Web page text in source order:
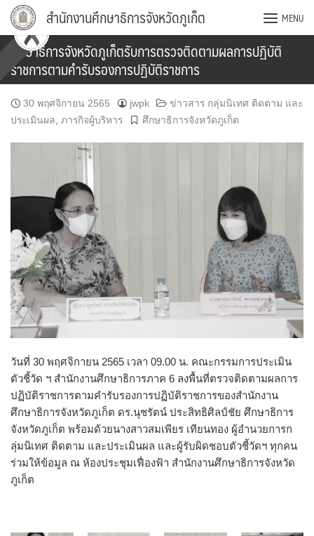
Skip
content
สำนักงานศึกษาธิการจังหวัดภูเก็ต MENU
ศึกษาธิการจังหวัดภูเก็ตรับการตรวจติดตามผลการปฏิบัติ
ราชการตามคำรับรองการปฏิบัติราชการ
30 พฤศจิกายน 2565 jwpk
ข่าวสาร กลุ่มนิเทศ ติดตาม และ
ประเมินผล ภารกิจผู้บริหาร ศึกษาธิการจังหวัดภูเก็ต
วันที่ 30 พฤศจิกายน 2565 เวลา 09.00 น. คณะกรรมการประเมิน
ตัวชี้วัด ฯ สำนักงานศึกษาธิการภาค 6 ลงพื้นที่ตรวจติดตามผลการ
ปฏิบัติราชการตามคำรับรองการปฏิบัติราชการของสำนักงาน
ศึกษาธิการจังหวัดภูเก็ต ดร.นุชรัตน์ ประสิทธิศิลป์ชัย ศึกษาธิการ
จังหวัดภูเก็ต พร้อมด้วยนางสาวสมเพียร เทียนทอง ผู้อำนวยการก
ลุ่มนิเทศ ติดตาม และประเมินผล และผู้รับผิดชอบตัวชี้วัดฯ ทุกคน
ร่วมให้ข้อมูล ณ ห้องประชุมเฟื่องฟ้า สำนักงานศึกษาธิการจังหวัด
ภูเก็ต